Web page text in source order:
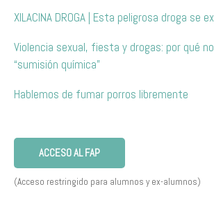
XILACINA DROGA | Esta peligrosa droga se
Violencia sexual, fiesta y drogas: por qué
“sumisión química”
Hablemos de fumar porros libremente
ACCESO AL FAP
(Acceso restringido para alumnos y ex-alumnos)